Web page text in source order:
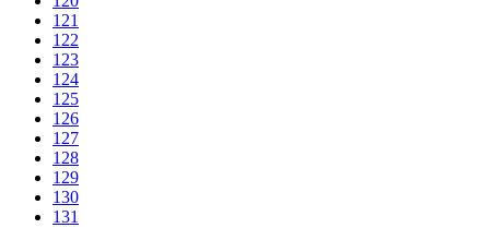
121
122
123
124
125
126
127
128
129
130
131